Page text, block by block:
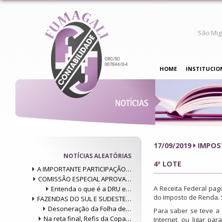
São
HOME
NOTÍCIAS ALEATÓRIAS
A IMPORTANTE PARTICIPAÇÃO…
COMISSÃO ESPECIAL APROVA…
Entenda o que é a DRU e…
FAZENDAS DO SUL E SUDESTE…
Desoneração da Folha de…
Na reta final, Refis da Copa…
17/09/2019
4º LOTE
A Receita Federal
do Imposto de
Para saber se teve a
Internet, ou ligar